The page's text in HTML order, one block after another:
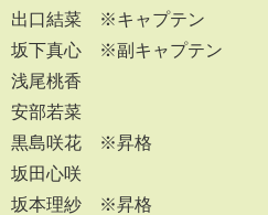
出口結菜 ※キャプテン
坂下真心 ※副キャプテン
浅尾桃香
安部若菜
黒島咲花 ※昇格
坂田心咲
坂本理紗 ※昇格